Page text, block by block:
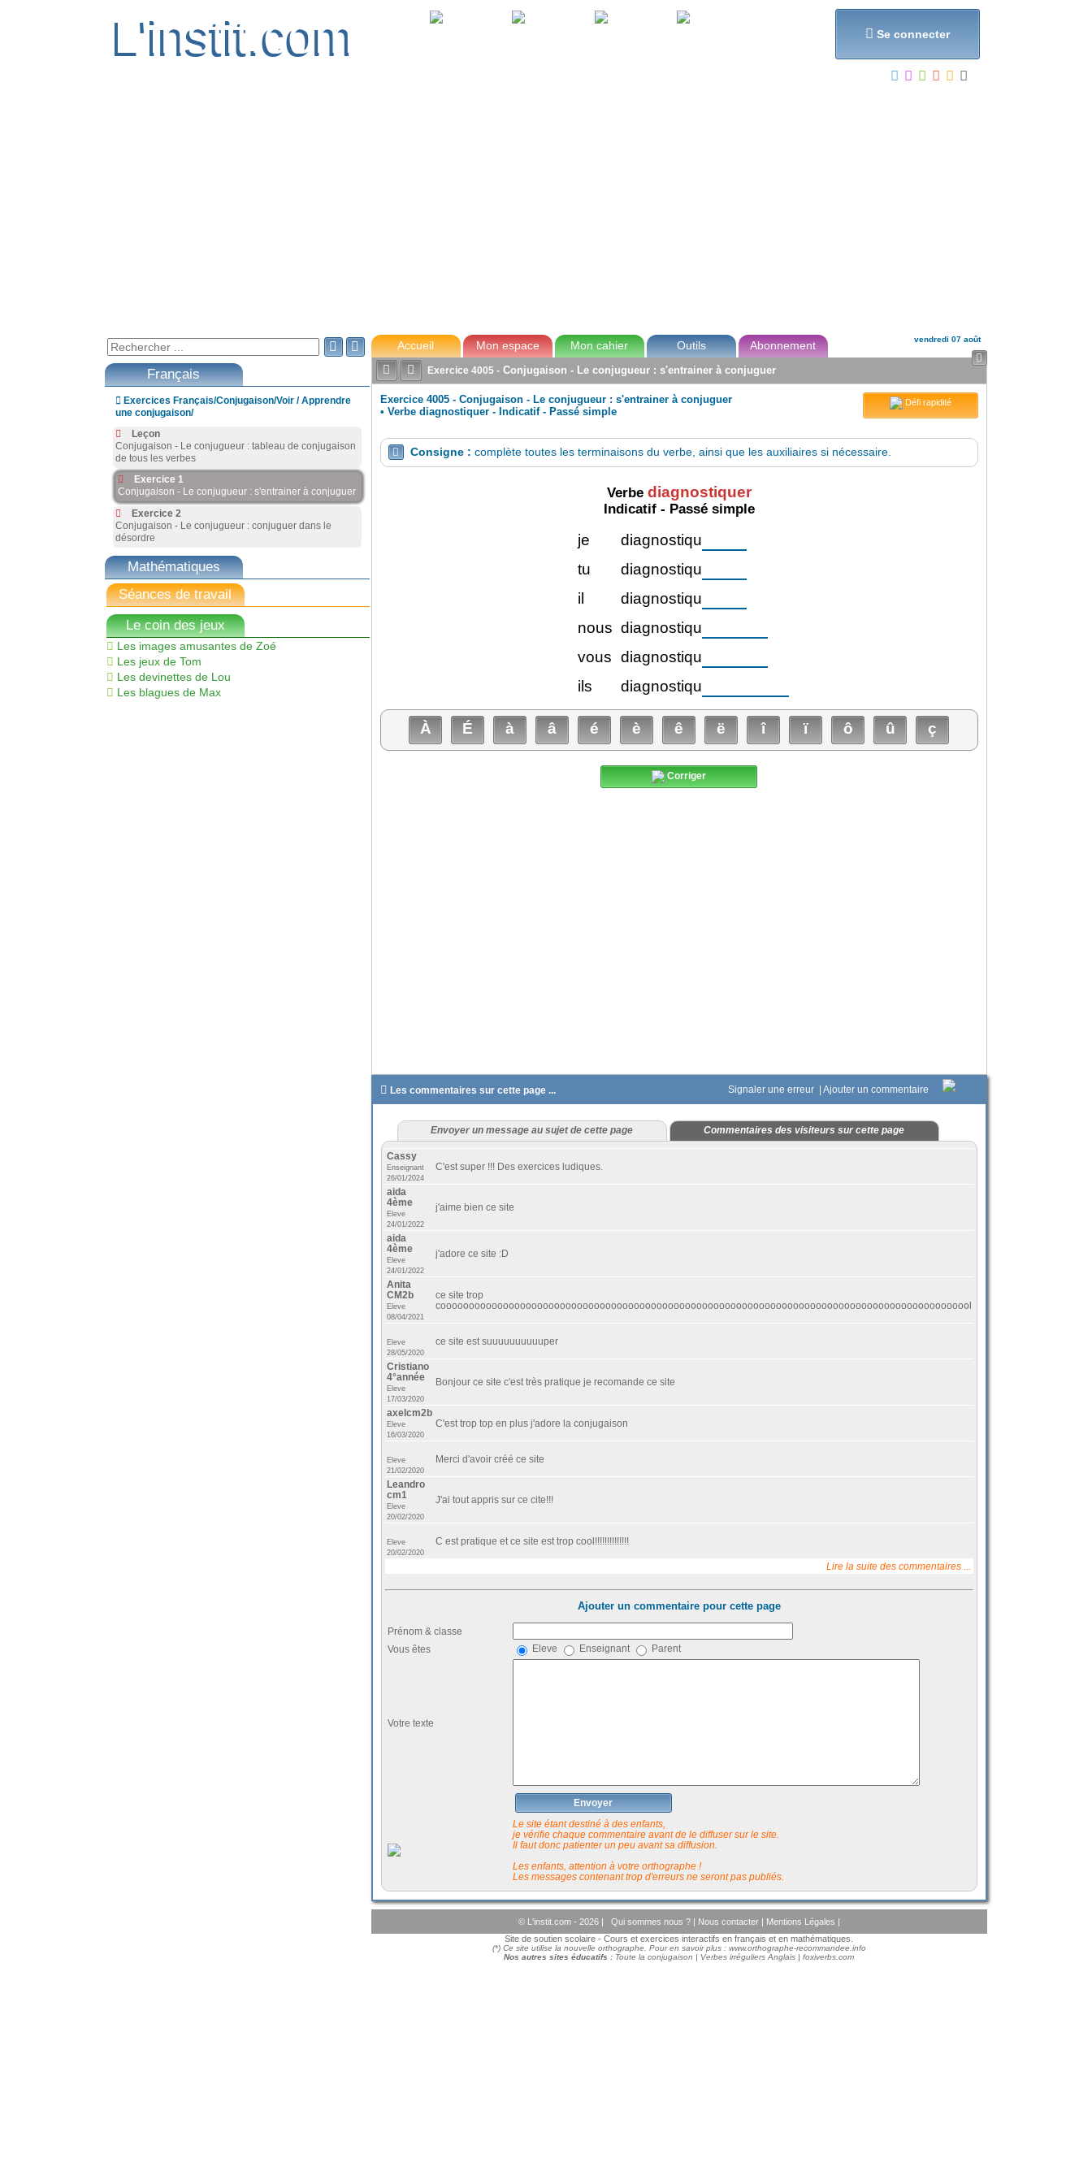
 Se connecter
L'instit.com
L'instit.com avec Zoé Tom Lou Max
 
Français
 Exercices Français/Conjugaison/Voir / Apprendre
une conjugaison/
Leçon
Conjugaison - Le conjugueur : tableau de conjugaison
de tous les verbes
Exercice 1
Conjugaison - Le conjugueur : s'entrainer à conjuguer
Exercice 2
Conjugaison - Le conjugueur : conjuguer dans le
désordre
Mathématiques
Séances de travail
Le coin des jeux
Les images amusantes de Zoé
Les jeux de Tom
Les devinettes de Lou
Les blagues de Max
Accueil Mon espace Mon cahier Outils Abonnement vendredi 07 août

  Exercice 4005- Conjugaison - Le conjugueur : s'entrainer à conjuguer
Défi rapidité
Exercice 4005 - Conjugaison - Le conjugueur : s'entrainer à conjuguer
• Verbe diagnostiquer - Indicatif - Passé simple
 Consigne : complète toutes les terminaisons du verbe, ainsi que les auxiliaires si nécessaire.
Verbe diagnostiquer
Indicatif - Passé simple
je
diagnostiqu
tu
diagnostiqu
il
diagnostiqu
nous diagnostiqu
vous diagnostiqu
ils
diagnostiqu
À É à â é è ê ë î ï ô û ç
Corriger
 Les commentaires sur cette page ... Signaler une erreur Ajouter un commentaire
Envoyer un message au sujet de cette page Commentaires des visiteurs sur cette page
Cassy
Enseignant
26/01/2024
C'est super !!! Des exercices ludiques.
aida
4ème
Eleve
24/01/2022
j'aime bien ce site
aida
4ème
Eleve
24/01/2022
j'adore ce site :D
Anita
CM2b
Eleve
08/04/2021
ce site trop
coooooooooooooooooooooooooooooooooooooooooooooooooooooooooooooooooooooooooooooooooooooooooooool
Eleve
28/05/2020
ce site est suuuuuuuuuuper
Cristiano
4°année
Eleve
17/03/2020
Bonjour ce site c'est très pratique je recomande ce site
axelcm2b
Eleve
16/03/2020
C'est trop top en plus j'adore la conjugaison
Eleve
21/02/2020
Merci d'avoir créé ce site
Leandro
cm1
Eleve
20/02/2020
J'ai tout appris sur ce cite!!!
Eleve
20/02/2020
C est pratique et ce site est trop cool!!!!!!!!!!!!!!
Lire la suite des commentaires ...
Ajouter un commentaire pour cette page
Prénom & classe
Vous êtes
Eleve Enseignant Parent
Votre texte
Envoyer
Le site étant destiné à des enfants,
je vérifie chaque commentaire avant de le diffuser sur le site.
Il faut donc patienter un peu avant sa diffusion.
Les enfants, attention à votre orthographe !
Les messages contenant trop d'erreurs ne seront pas publiés.
© L'instit.com - 2026 | Qui sommes nous ? Nous contacter Mentions Légales
Site de soutien scolaire - Cours et exercices interactifs en français et en mathématiques.
(*) Ce site utilise la nouvelle orthographe. Pour en savoir plus : www.orthographe-recommandee.info
Nos autres sites éducatifs : Toute la conjugaison | Verbes irréguliers Anglais | foxiverbs.com